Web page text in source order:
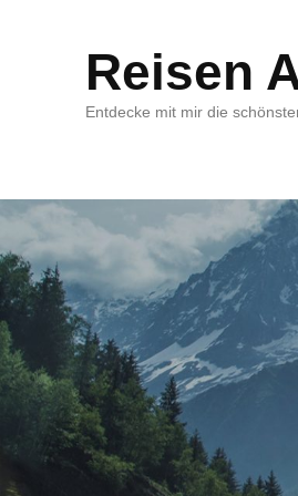
Reisen
Entdecke mit mir die